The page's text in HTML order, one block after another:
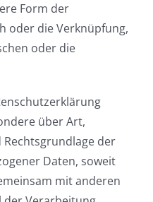
Form der
oder die Verknüpfung,
oder die
über Art,
Rechtsgrundlage der
Daten, soweit
mit anderen